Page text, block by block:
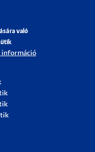
Vasvári Pál utca. 4.
Tel.:+36-72/501-500
+36 30/787-2913
való
információ